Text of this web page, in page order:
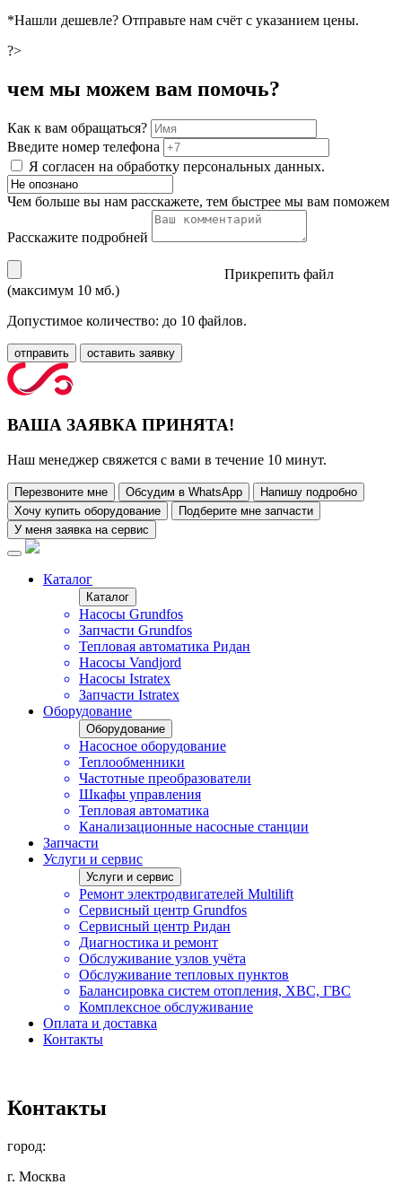
*Нашли дешевле? Отправьте нам счёт с указанием цены.
?>
чем мы можем вам помочь?
Как к вам обращаться?
Введите номер телефона
Я согласен на обработку персональных данных.
Чем больше вы нам расскажете, тем быстрее мы вам поможем
Расскажите подробней
Прикрепить файл
(максимум 10 мб.)
Допустимое количество: до 10 файлов.
отправить оставить заявку
ВАША ЗАЯВКА ПРИНЯТА!
Наш менеджер свяжется с вами в течение 10 минут.
Перезвоните мне Обсудим в WhatsApp
Напишу подробно
Хочу купить оборудование
Подберите мне запчасти
У меня заявка на сервис
Каталог
Каталог
Насосы Grundfos
Запчасти Grundfos
Тепловая автоматика Ридан
Насосы Vandjord
Насосы Istratex
Запчасти Istratex
Оборудование
Оборудование
Насосное оборудование
Теплообменники
Частотные преобразователи
Шкафы управления
Тепловая автоматика
Канализационные насосные станции
Запчасти
Услуги и сервис
Услуги и сервис
Ремонт электродвигателей Multilift
Сервисный центр Grundfos
Сервисный центр Ридан
Диагностика и ремонт
Обслуживание узлов учёта
Обслуживание тепловых пунктов
Балансировка систем отопления, ХВС, ГВС
Комплексное обслуживание
Оплата и доставка
Контакты
Контакты
город:
г. Москва